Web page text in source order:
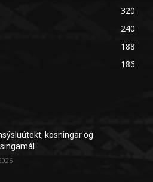
320
240
188
186
kosningar og